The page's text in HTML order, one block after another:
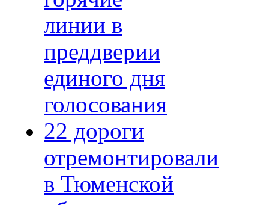
линии в
преддверии
единого дня
голосования
22 дороги
отремонтировали
в Тюменской